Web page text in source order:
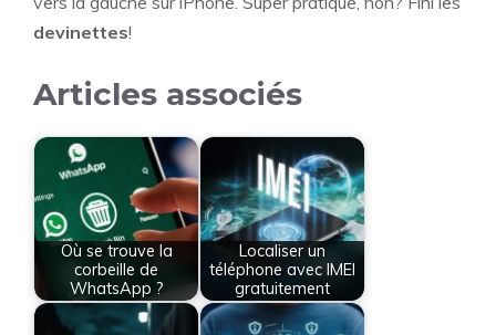
devinettes!
Articles associés
Où se trouve la
corbeille de
WhatsApp ?
Localiser un
téléphone avec IMEI
gratuitement